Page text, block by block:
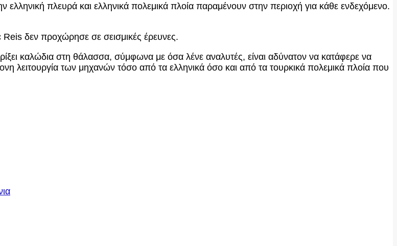
πλευρά και ελληνικά πολεμικά πλοία παραμένουν στην περιοχή για κάθε ενδεχόμενο.
δεν προχώρησε σε σεισμικές έρευνες.
καλώδια στη θάλασσα, σύμφωνα με όσα λένε αναλυτές, είναι αδύνατον να κατάφερε να
λειτουργία των μηχανών τόσο από τα ελληνικά όσο και από τα τουρκικά πολεμικά πλοία που